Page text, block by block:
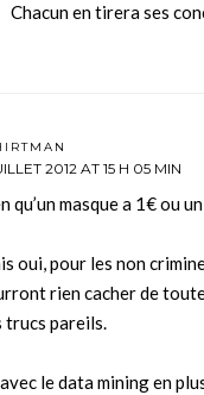
Chacun en tirera ses
2012 AT 15 H 05 MIN
qu’un masque a 1€ ou
oui, pour les non
rien cacher de
trucs pareils.
le data mining en